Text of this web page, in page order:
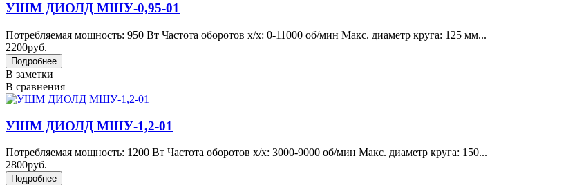
УШМ ДИОЛД МШУ-0,95-01
Потребляемая мощность: 950 Вт Частота оборотов х/х: 0-11000 об/мин Макс. диаметр круга: 125 мм...
2200руб.
В заметки
В сравнения
УШМ ДИОЛД МШУ-1,2-01
Потребляемая мощность: 1200 Вт Частота оборотов х/х: 3000-9000 об/мин Макс. диаметр круга: 150...
2800руб.